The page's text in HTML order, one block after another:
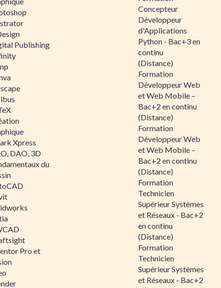
Publishing
Xpress
DAO, 3D
du
Pro et
Concepteur
Développeur
d'Applications
Python - Bac+3 en
continu
(Distance)
Formation
Développeur Web
et Web Mobile –
Bac+2 en continu
(Distance)
Formation
Développeur Web
et Web Mobile –
Bac+2 en continu
(Distance)
Formation
Technicien
Supérieur Systèmes
et Réseaux - Bac+2
en continu
(Distance)
Formation
Technicien
Supérieur Systèmes
et Réseaux - Bac+2